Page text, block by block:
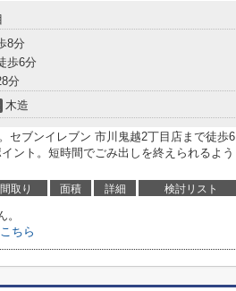
8分
歩6分
分
木造
セブンイレブン 市川鬼越2丁目店まで徒歩6
ント。短時間でごみ出しを終えられるよう
間取り 面積 詳細 検討リスト
ちら